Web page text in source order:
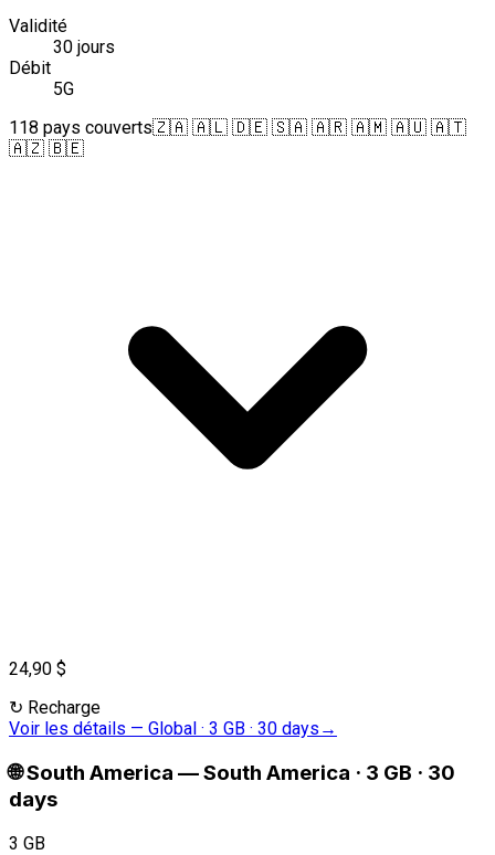
Validité
30 jours
Débit
5G
118 pays couverts🇿🇦 🇦🇱 🇩🇪 🇸🇦 🇦🇷 🇦🇲 🇦🇺 🇦🇹
🇦🇿 🇧🇪
24,90 $
↻ Recharge
Voir les détails — Global · 3 GB · 30 days →
🌐South America —South America · 3 GB · 30
days
3 GB